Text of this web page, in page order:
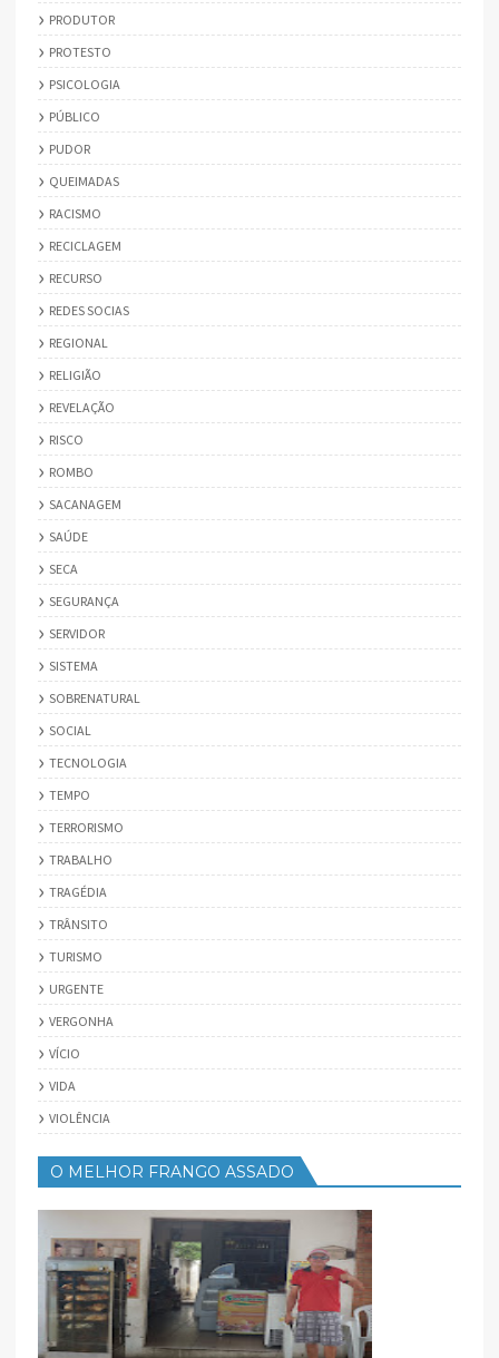
PRODUTOR
PROTESTO
PSICOLOGIA
PÚBLICO
PUDOR
QUEIMADAS
RACISMO
RECICLAGEM
RECURSO
REDES SOCIAS
REGIONAL
RELIGIÃO
REVELAÇÃO
RISCO
ROMBO
SACANAGEM
SAÚDE
SECA
SEGURANÇA
SERVIDOR
SISTEMA
SOBRENATURAL
SOCIAL
TECNOLOGIA
TEMPO
TERRORISMO
TRABALHO
TRAGÉDIA
TRÂNSITO
TURISMO
URGENTE
VERGONHA
VÍCIO
VIDA
VIOLÊNCIA
O MELHOR FRANGO ASSADO